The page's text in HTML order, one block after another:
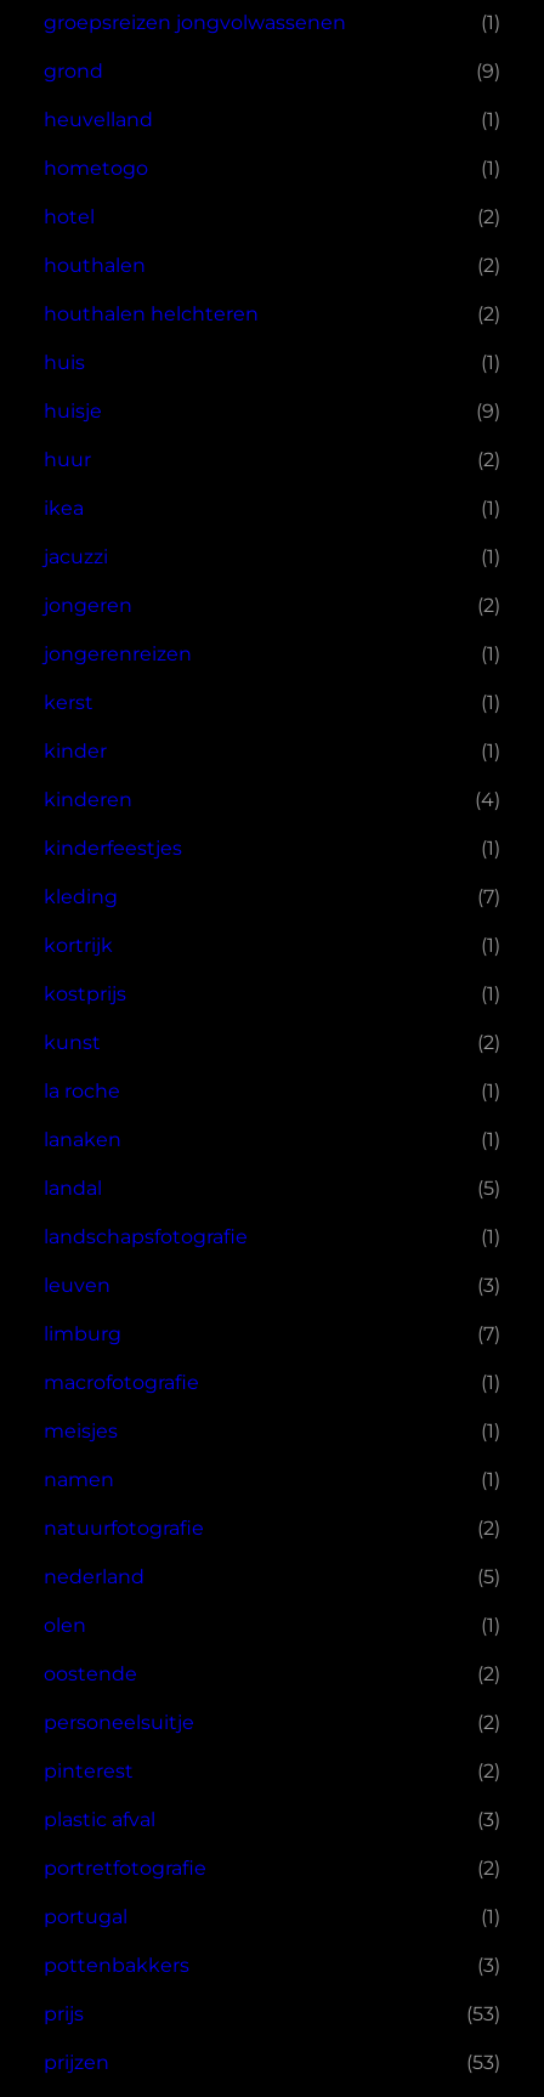
groepsreizen jongvolwassenen (1)
grond (9)
heuvelland (1)
hometogo (1)
hotel (2)
houthalen (2)
houthalen helchteren (2)
huis (1)
huisje (9)
huur (2)
ikea (1)
jacuzzi (1)
jongeren (2)
jongerenreizen (1)
kerst (1)
kinder (1)
kinderen (4)
kinderfeestjes (1)
kleding (7)
kortrijk (1)
kostprijs (1)
kunst (2)
la roche (1)
lanaken (1)
landal (5)
landschapsfotografie (1)
leuven (3)
limburg (7)
macrofotografie (1)
meisjes (1)
namen (1)
natuurfotografie (2)
nederland (5)
olen (1)
oostende (2)
personeelsuitje (2)
pinterest (2)
plastic afval (3)
portretfotografie (2)
portugal (1)
pottenbakkers (3)
prijs (53)
prijzen (53)